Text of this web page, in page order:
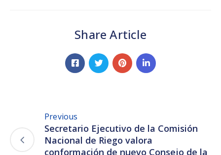
Share Article
Previous
Secretario Ejecutivo de la Comisión
Nacional de Riego valora
conformación de nuevo Consejo de la